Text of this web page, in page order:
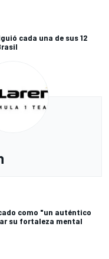
cada una de sus 12
como "un auténtico
su fortaleza mental